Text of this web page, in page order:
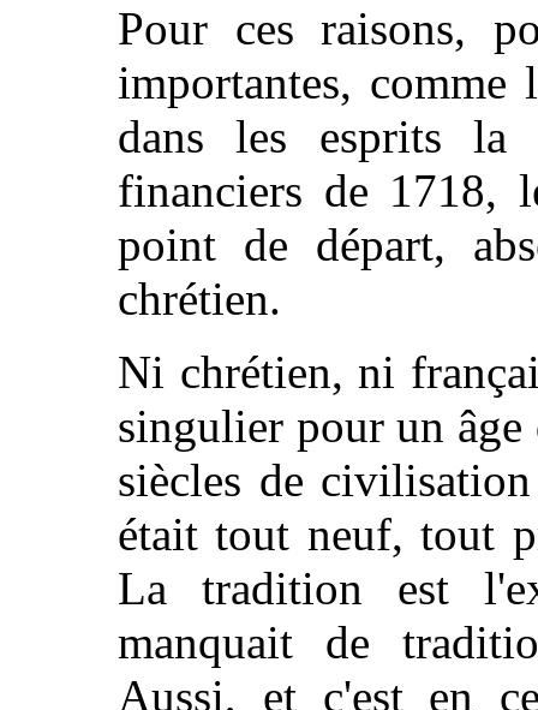
Pour ces raisons,
importantes,
dans les esprits la
financiers de 1718,
point de départ,
chrétien.
Ni chrétien, ni
singulier pour un
siècles de
était tout neuf, tout
La tradition est
manquait de
Aussi, et c'est en